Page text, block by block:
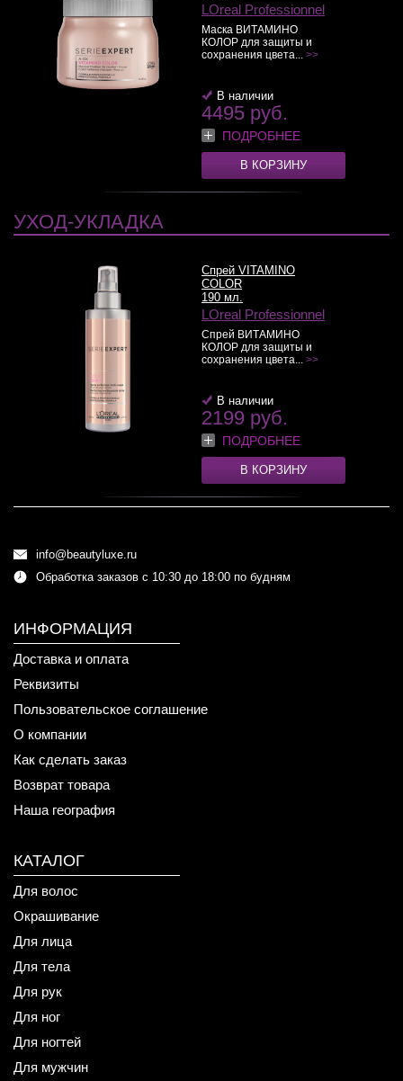
LOreal Professionnel
Маска ВИТАМИНО
КОЛОР для защиты и
сохранения цвета... >>
В наличии
4495 руб.
ПОДРОБНЕЕ
В КОРЗИНУ
УХОД-УКЛАДКА
Спрей VITAMINO
COLOR
190 мл.
LOreal Professionnel
Спрей ВИТАМИНО
КОЛОР для защиты и
сохранения цвета... >>
В наличии
2199 руб.
ПОДРОБНЕЕ
В КОРЗИНУ
info@beautyluxe.ru
Обработка заказов с 10:30 до 18:00 по будням
ИНФОРМАЦИЯ
Доставка и оплата
Реквизиты
Пользовательское соглашение
О компании
Как сделать заказ
Возврат товара
Наша география
КАТАЛОГ
Для волос
Окрашивание
Для лица
Для тела
Для рук
Для ног
Для ногтей
Для мужчин